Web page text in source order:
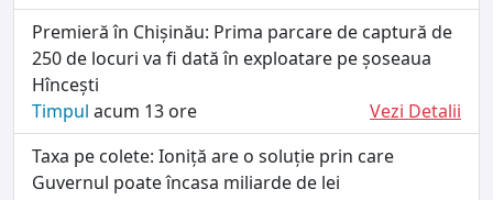
Premieră în Chișinău: Prima parcare de captură de
250 de locuri va fi dată în exploatare pe șoseaua
Hîncești
Timpul acum 13 ore
Vezi Detalii
Taxa pe colete: Ioniță are o soluție prin care
Guvernul poate încasa miliarde de lei